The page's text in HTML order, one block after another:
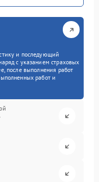
и последующий
с указанием страховых
после выполнения работ
работ и